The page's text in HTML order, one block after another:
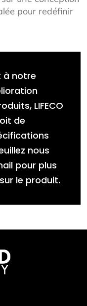
pour redéfinir
à notre
LIFECO
de
nous
pour plus
le produit.